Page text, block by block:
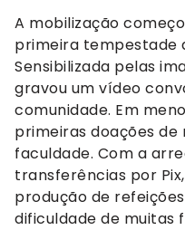
A mobilização
primeira tempestade
Sensibilizada pelas
gravou um vídeo
comunidade. Em
primeiras doações de
faculdade. Com a
transferências por
produção de
dificuldade de muitas